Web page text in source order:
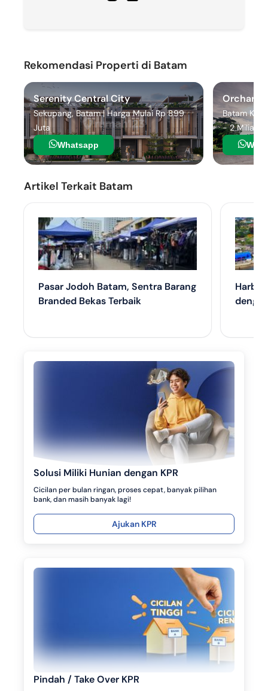
Rekomendasi Properti di Batam
Serenity Central City
Sekupang, Batam | Harga Mulai Rp 899
Juta
Whatsapp
Orchard
Batam
- 2 Miliar
Artikel Terkait Batam
Pasar Jodoh Batam, Sentra Barang
Branded Bekas Terbaik
Solusi Miliki Hunian dengan KPR
Cicilan per bulan ringan, proses cepat, banyak pilihan
bank, dan masih banyak lagi!
Ajukan KPR
Pindah / Take Over KPR